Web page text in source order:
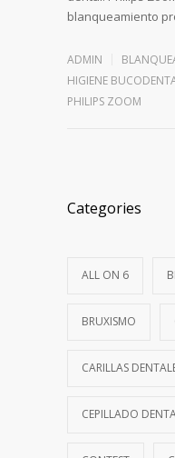
blanqueamiento
ADMIN
HIGIENE
PHILIPS ZOOM
Categories
ALL ON 6
BRUXISMO
CARILLAS
CEPILLADO